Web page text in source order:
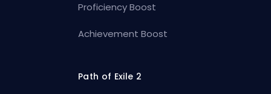
Proficiency Boost
Achievement Boost
Path of Exile 2